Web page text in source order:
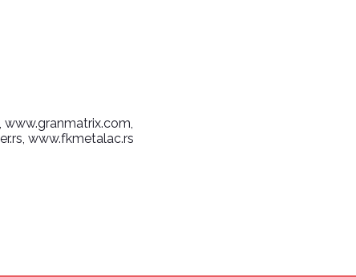
, www.granmatrix.com,
, www.fkmetalac.rs